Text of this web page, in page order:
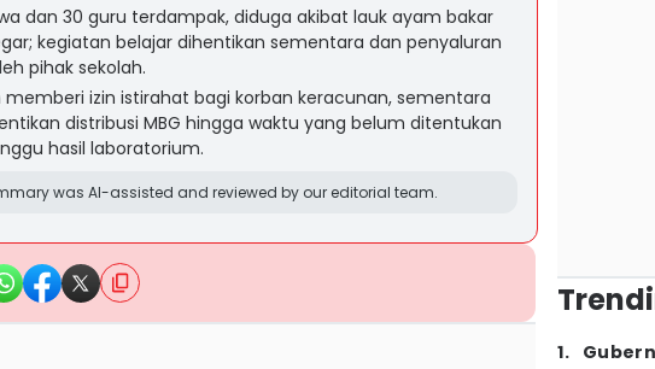
dan 30 guru terdampak, diduga akibat lauk ayam bakar
kegiatan belajar dihentikan sementara dan penyaluran
pihak sekolah.
memberi izin istirahat bagi korban keracunan, sementara
distribusi MBG hingga waktu yang belum ditentukan
hasil laboratorium.
was AI-assisted and reviewed by our editorial team.
1.